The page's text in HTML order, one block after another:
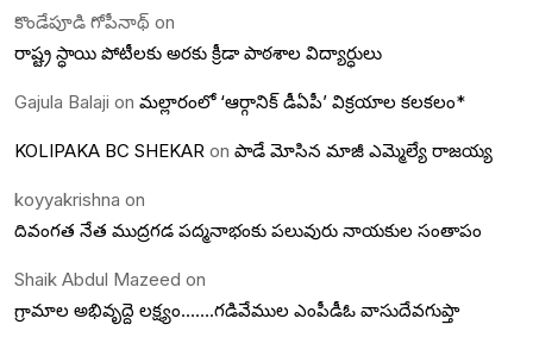
కొండేపూడి గోపీనాథ్ on
రాష్ట్ర స్ధాయి పోటీలకు అరకు క్రీడా పాఠశాల విద్యార్ధులు
Gajula Balaji on మల్లారంలో ‘ఆర్గానిక్ డీఏపీ’ విక్రయాల కలకలం*
KOLIPAKA BC SHEKAR on పాడే మోసిన మాజీ ఎమ్మెల్యే రాజయ్య
koyyakrishna on
దివంగత నేత ముద్రగడ పద్మనాభంకు పలువురు నాయకుల సంతాపం
Shaik Abdul Mazeed on
గ్రామాల అభివృద్దె లక్ష్యం…….గడివేముల ఎంపీడీఓ వాసుదేవగుప్తా